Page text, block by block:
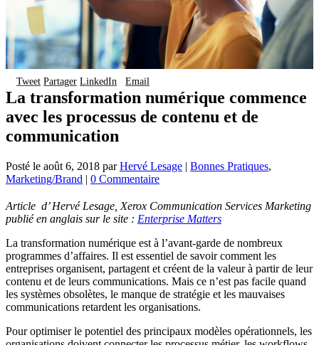
Tweet Partager LinkedIn Email
La transformation numérique commence
avec les processus de contenu et de
communication
Posté le août 6, 2018 parHervé Lesage | Bonnes Pratiques,
Marketing/Brand | 0 Commentaire
Article d’ Hervé Lesage, Xerox Communication Services Marketing
publié en anglais sur le site : Enterprise Matters
La transformation numérique est à l’avant-garde de nombreux
programmes d’affaires. Il est essentiel de savoir comment les
entreprises organisent, partagent et créent de la valeur à partir de leur
contenu et de leurs communications. Mais ce n’est pas facile quand
les systèmes obsolètes, le manque de stratégie et les mauvaises
communications retardent les organisations.
Pour optimiser le potentiel des principaux modèles opérationnels, les